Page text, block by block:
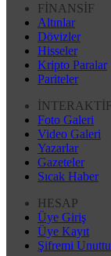
FİNANSİF
Altınlar
Dövizler
Hisseler
Kripto Paralar
Pariteler
İNTERAKTİF
Foto Galeri
Video Galeri
Yazarlar
Gazeteler
Sıcak Haber
HESAP
Üye Giriş
Üye Kayıt
Şifremi